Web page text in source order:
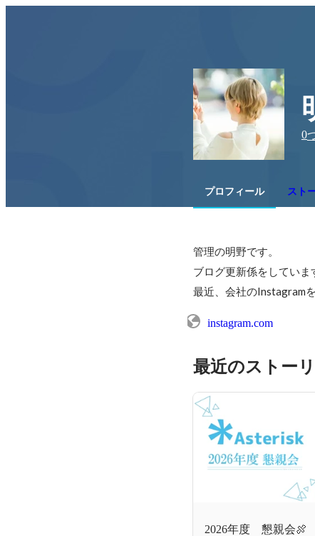
0
プロフィール スト
管理の明野です。
ブログ更新係をしていま
instagram.com
最近のストー
2026年度 懇親会🍖